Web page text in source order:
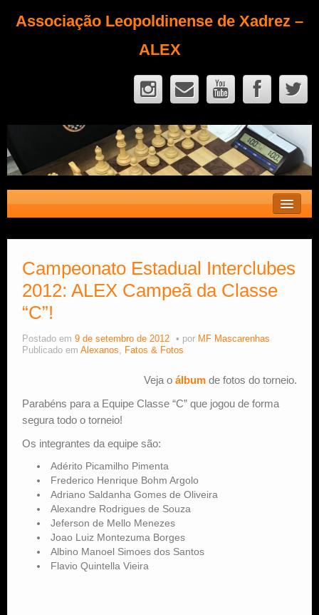
Associação Leopoldinense de Xadrez –
ALEX
Fique Sócio
Quem Somos?
Calendário
Estude Xadrez
Campeonato Estadual Interclubes
2012: ALEX Campeã da Classe
“C”!
Postado em 9 de setembro de 2012 por MF Mascarenhas
Publicado em Alexanos, Fatos & Fotos
Veja o álbum de fotos do torneio.
Parabéns para a Equipe Classe “C” que jogou de forma
segura todo o torneio!
Os integrantes da equipe são:
Adérito Picamilho Pimenta
Frederico Henrique Bohm Argolo
Adriano Saldanha Gomes de Oliveira
Alexandre Rodrigues de Souza
Jeferson de Mello Menezes
Joao Luiz Montezuma Borges
Albino Manoel Simoes dos Santos
Flavio Quintella Vieira